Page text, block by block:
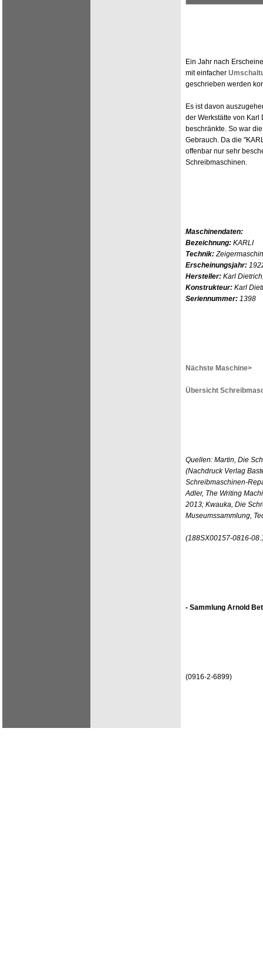
Ein Jahr nach
mit einfacher
geschrieben werden
Es ist davon
der Werkstätte von
beschränkte. So war
Gebrauch. Da die
offenbar nur sehr
Schreibmaschinen.
Maschinendaten:
Bezeichnung: KARLI
Technik:
Erscheinungsjahr:
Hersteller: Karl
Konstrukteur: Karl
Seriennummer: 1398
Nächste Maschine>
Übersicht
Quellen: Martin, Die
(Nachdruck Verlag
Schreibmaschinen-
Adler, The Writing
2013; Kwauka, Die
Museumssammlung,
(188SX00157-0816-
- Sammlung Arnold
(0916-2-6899)